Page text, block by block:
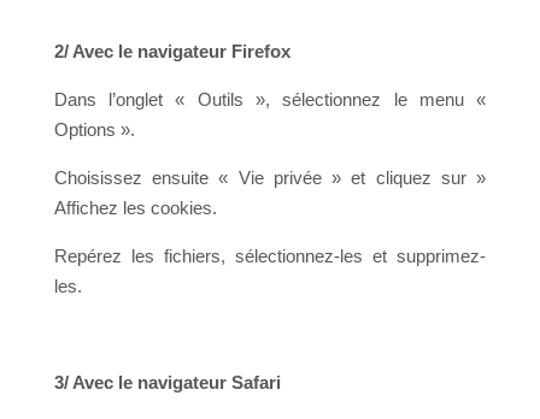
2/ Avec le navigateur Firefox
Dans l’onglet « Outils », sélectionnez le menu «
Options ».
Choisissez ensuite « Vie privée » et cliquez sur »
Affichez les cookies.
Repérez les fichiers, sélectionnez-les et supprimez-
les.
3/ Avec le navigateur Safari